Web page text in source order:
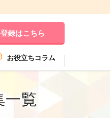
録はこちら
お役立ちコラム
一覧